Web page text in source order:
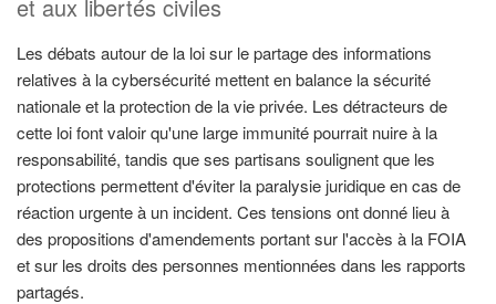
et aux libertés civiles
Les débats autour de la loi sur le partage des informations
relatives à la cybersécurité mettent en balance la sécurité
nationale et la protection de la vie privée. Les détracteurs de
cette loi font valoir qu'une large immunité pourrait nuire à la
responsabilité, tandis que ses partisans soulignent que les
protections permettent d'éviter la paralysie juridique en cas de
réaction urgente à un incident. Ces tensions ont donné lieu à
des propositions d'amendements portant sur l'accès à la FOIA
et sur les droits des personnes mentionnées dans les rapports
partagés.